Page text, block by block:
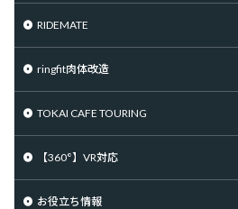
RIDEMATE
ringfit肉体改造
TOKAI CAFE TOURING
【360°】VR対応
お役立ち情報